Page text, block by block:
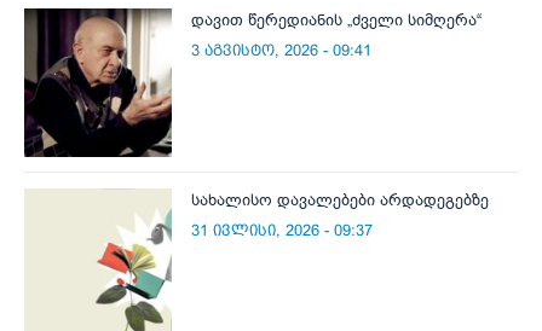
დავით წერედიანის „ძველი სიმღერა“
3 აგვისტო, 2026 - 09:41
სახალისო დავალებები არდადეგებზე
31 ივლისი, 2026 - 09:37